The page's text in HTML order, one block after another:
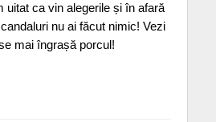
uitat ca vin alegerile și în afară
nu ai făcut nimic! Vezi
mai îngrașă porcul!